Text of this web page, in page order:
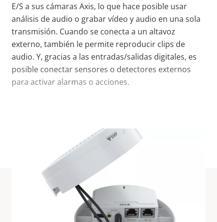
VISUALIZAR MÁS
E/S a sus cámaras Axis, lo que hace posible usar
análisis de audio o grabar vídeo y audio en una sola
transmisión. Cuando se conecta a un altavoz
externo, también le permite reproducir clips de
audio. Y, gracias a las entradas/salidas digitales, es
posible conectar sensores o detectores externos
para activar alarmas o acciones.
Especificaciones